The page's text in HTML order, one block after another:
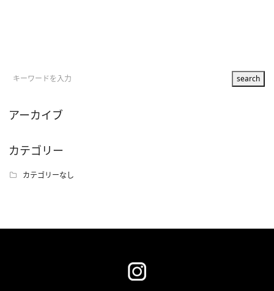
アーカイブ
カテゴリー
カテゴリーなし